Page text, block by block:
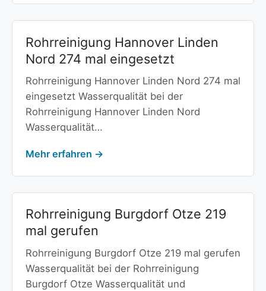
Rohrreinigung Hannover Linden
Nord 274 mal eingesetzt
Rohrreinigung Hannover Linden Nord 274 mal
eingesetzt Wasserqualität bei der
Rohrreinigung Hannover Linden Nord
Wasserqualität…
Mehr erfahren →
Rohrreinigung Burgdorf Otze 219
mal gerufen
Rohrreinigung Burgdorf Otze 219 mal gerufen
Wasserqualität bei der Rohrreinigung
Burgdorf Otze Wasserqualität und